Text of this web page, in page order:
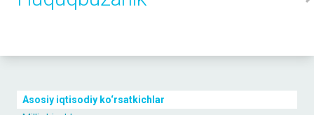
Asosiy iqtisodiy ko‘rsatkichlar